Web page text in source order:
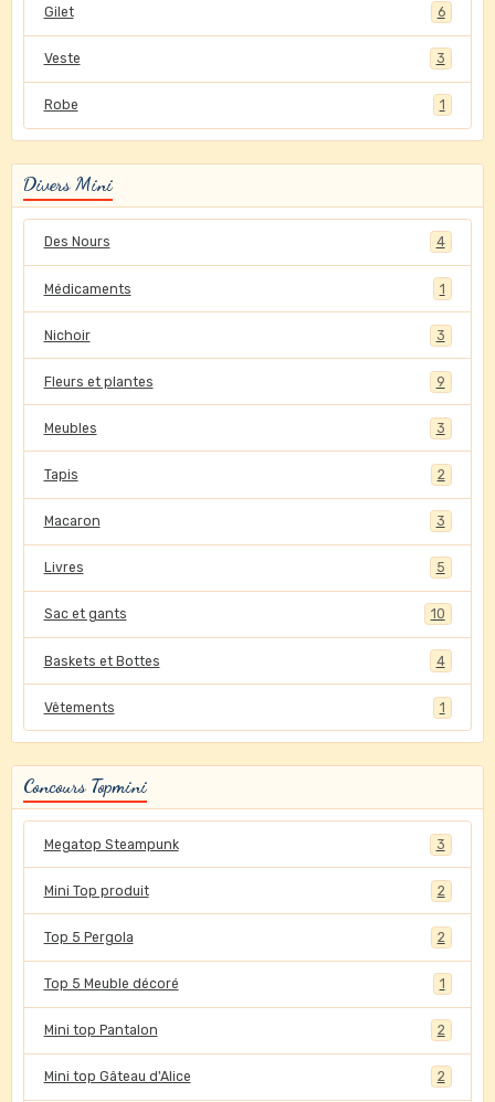
Gilet 6
Veste 3
Robe 1
Divers Mini
Des Nours 4
Médicaments 1
Nichoir 3
Fleurs et plantes 9
Meubles 3
Tapis 2
Macaron 3
Livres 5
Sac et gants 10
Baskets et Bottes 4
Vêtements 1
Concours Topmini
Megatop Steampunk 3
Mini Top produit 2
Top 5 Pergola 2
Top 5 Meuble décoré 1
Mini top Pantalon 2
Mini top Gâteau d'Alice 2